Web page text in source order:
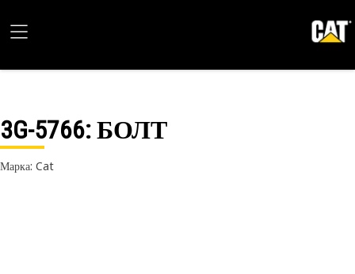
3G-5766: БОЛТ
Марка: Cat